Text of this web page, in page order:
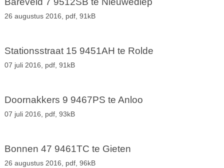
26 augustus 2016, pdf, 91kB
Stationsstraat 15 9451AH te Rolde
07 juli 2016, pdf, 91kB
Doornakkers 9 9467PS te Anloo
07 juli 2016, pdf, 93kB
Bonnen 47 9461TC te Gieten
26 augustus 2016, pdf, 96kB